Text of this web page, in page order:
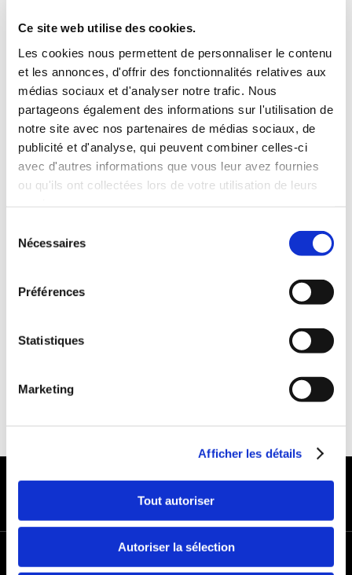
Ce site web utilise des cookies.
Les cookies nous permettent de personnaliser le contenu
et les annonces, d'offrir des fonctionnalités relatives aux
médias sociaux et d'analyser notre trafic. Nous
partageons également des informations sur l'utilisation de
notre site avec nos partenaires de médias sociaux, de
publicité et d'analyse, qui peuvent combiner celles-ci
avec d'autres informations que vous leur avez fournies
ou qu'ils ont collectées lors de votre utilisation de leurs
Nécessaires
Préférences
Statistiques
Marketing
Afficher les détails
Tout autoriser
Autoriser la sélection
INCLUS À LA LOCATION
Killométrage illimité
Assurance tous risques (hors franchise)
Carburant : plein à rendre plein
CONDITIONS DE LOCATION
ASSURANCE
Franchise :1000 €